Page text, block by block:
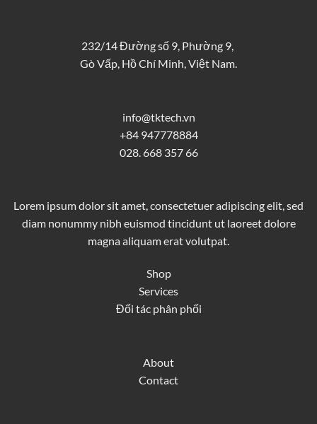
232/14 Đường số 9, Phường 9,
Gò Vấp, Hồ Chí Minh, Việt Nam.
info@tktech.vn
+84 947778884
028. 668 357 66
Lorem ipsum dolor sit amet, consectetuer adipiscing elit, sed
diam nonummy nibh euismod tincidunt ut laoreet dolore
magna aliquam erat volutpat.
Shop
Services
Đối tác phân phối
About
Contact